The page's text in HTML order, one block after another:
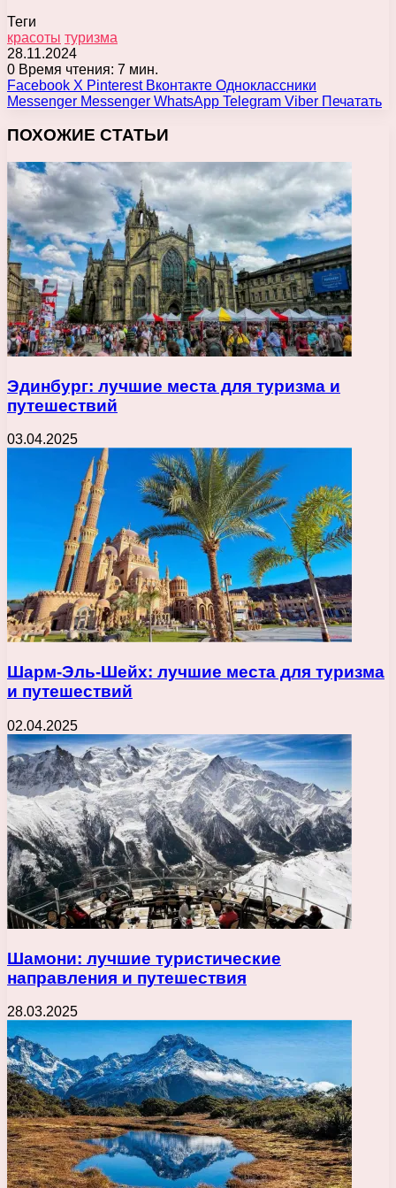
Теги
красоты туризма
28.11.2024
0 Время чтения: 7 мин.
Facebook X Pinterest Вконтакте Одноклассники
Messenger Messenger WhatsApp Telegram Viber Печатать
ПОХОЖИЕ СТАТЬИ
Эдинбург: лучшие места для туризма и
путешествий
03.04.2025
Шарм-Эль-Шейх: лучшие места для туризма
и путешествий
02.04.2025
Шамони: лучшие туристические
направления и путешествия
28.03.2025